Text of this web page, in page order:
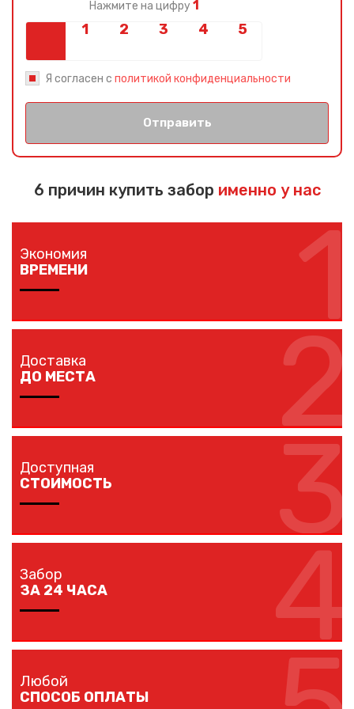
Нажмите на цифру 1
Я согласен с политикой конфиденциальности
Отправить
6 причин купить забор именно у нас
1
Экономия
ВРЕМЕНИ
зависимости от длины забора, способа монтажа и
наличия ворот и калиток.
2
Доставка
ДО МЕСТА
Мы доставляем комплектующие забора на любой
объект в вашем городе в кратчайшие сроки
собственным транспортом.
3
Доступная
СТОИМОСТЬ
решений по конкурентной цене.
4
Забор
ЗА 24 ЧАСА
протяженностью до 40 метров за один рабочий день.
Любой
СПОСОБ ОПЛАТЫ